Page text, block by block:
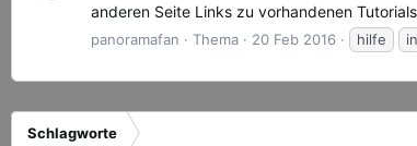
anderen Seite Links zu vorhandenen
panoramafan Thema 20 Feb 2016 hilfe
Schlagworte